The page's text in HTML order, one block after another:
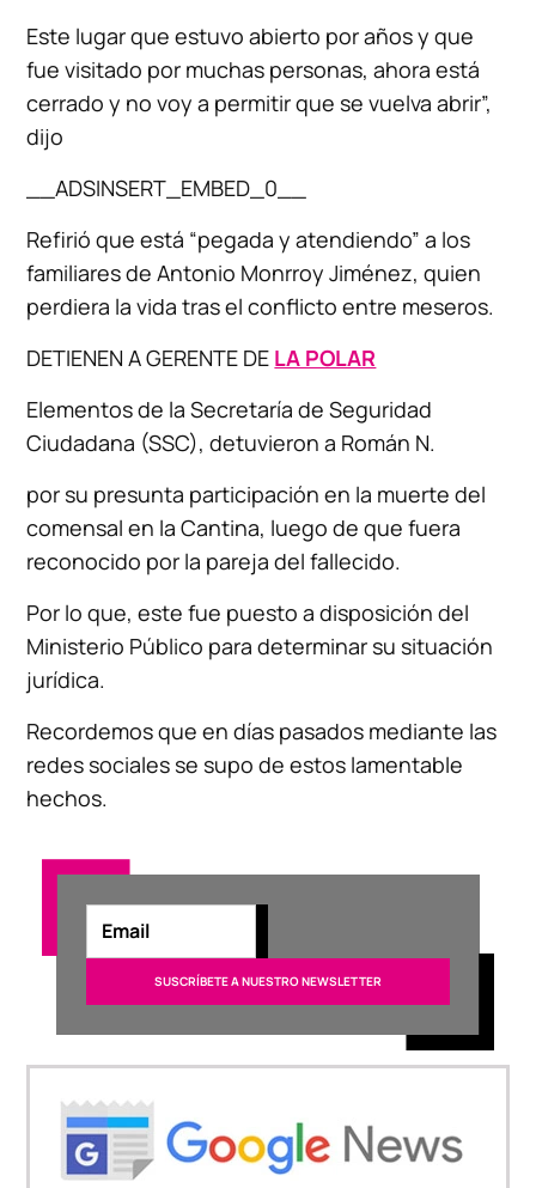
Este lugar que estuvo abierto por años y que
fue visitado por muchas personas, ahora está
cerrado y no voy a permitir que se vuelva abrir”,
dijo
__ADSINSERT_EMBED_0__
Refirió que está “pegada y atendiendo” a los
familiares de Antonio Monrroy Jiménez, quien
perdiera la vida tras el conflicto entre meseros.
DETIENEN A GERENTE DE LA POLAR
Elementos de la Secretaría de Seguridad
Ciudadana (SSC), detuvieron a Román N.
por su presunta participación en la muerte del
comensal en la Cantina, luego de que fuera
reconocido por la pareja del fallecido.
Por lo que, este fue puesto a disposición del
Ministerio Público para determinar su situación
jurídica.
Recordemos que en días pasados mediante las
redes sociales se supo de estos lamentable
hechos.